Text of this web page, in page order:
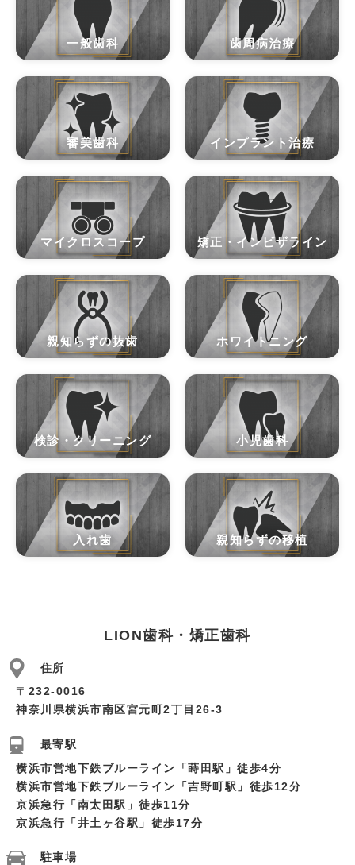
一般歯科 歯周病治療
審美歯科 インプラント治療
マイクロスコープ 矯正・インビザライン
親知らずの抜歯 ホワイトニング
検診・クリーニング 小児歯科
入れ歯 親知らずの移植
LION歯科・矯正歯科
住所
〒 232-0016
神奈川県横浜市南区宮元町2丁目26-3
最寄駅
横浜市営地下鉄ブルーライン「蒔田駅」徒歩4分
横浜市営地下鉄ブルーライン「吉野町駅」徒歩12分
京浜急行「南太田駅」徒歩11分
京浜急行「井土ヶ谷駅」徒歩17分
駐車場